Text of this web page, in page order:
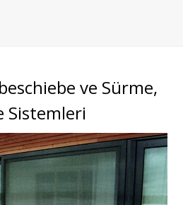
ve Sürme,
Sistemleri